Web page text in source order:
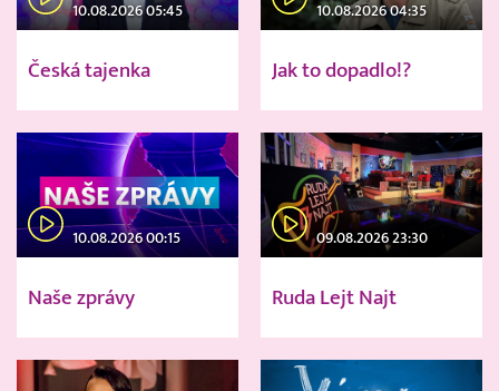
10.08.2026 05:45
Česká tajenka
10.08.2026 04:35
Jak to dopadlo!?
10.08.2026 00:15
Naše zprávy
09.08.2026 23:30
Ruda Lejt Najt